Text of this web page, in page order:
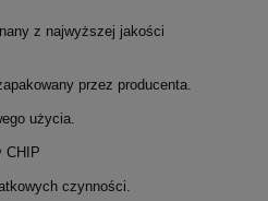
z najwyższej jakości
przez producenta.
użycia.
CHIP
czynności.